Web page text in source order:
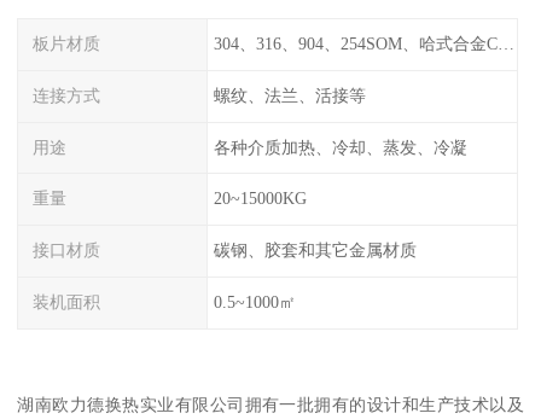
板片材质 304、316、904、254SOM、哈式合金C-276、TA1等
连接方式 螺纹、法兰、活接等
用途 各种介质加热、冷却、蒸发、冷凝
重量 20~15000KG
接口材质 碳钢、胶套和其它金属材质
装机面积 0.5~1000㎡
湖南欧力德换热实业有限公司拥有一批拥有的设计和生产技术以及